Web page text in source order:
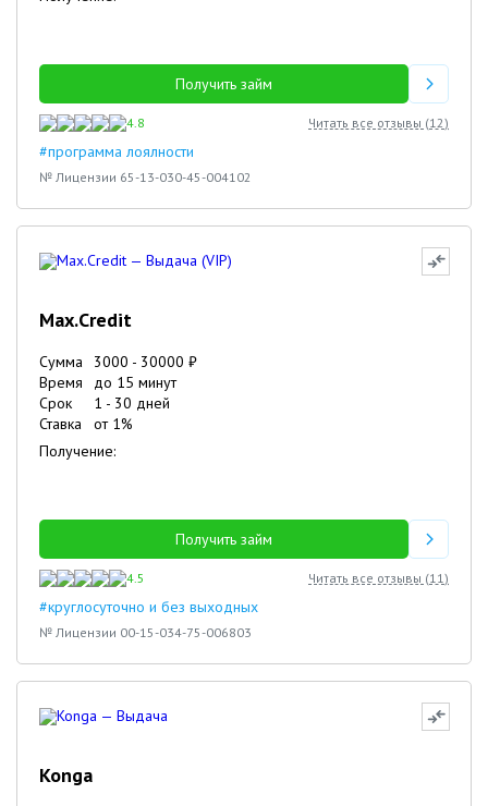
Получить займ
4.8 Читать все отзывы (12)
#программа лоялности
№ Лицензии 65-13-030-45-004102
Max.Credit
Сумма 3000 - 30000 ₽
Время
до 15 минут
Срок
1 - 30 дней
Ставка
от 1%
Получение:
Получить займ
4.5 Читать все отзывы (11)
#круглосуточно и без выходных
№ Лицензии 00-15-034-75-006803
Konga